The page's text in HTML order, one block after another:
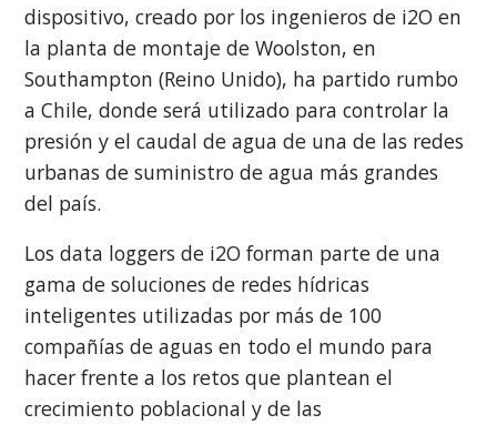
dispositivo, creado por los ingenieros de i2O en
la planta de montaje de Woolston, en
Southampton (Reino Unido), ha partido rumbo
a Chile, donde será utilizado para controlar la
presión y el caudal de agua de una de las redes
urbanas de suministro de agua más grandes
del país.
Los data loggers de i2O forman parte de una
gama de soluciones de redes hídricas
inteligentes utilizadas por más de 100
compañías de aguas en todo el mundo para
hacer frente a los retos que plantean el
crecimiento poblacional y de las